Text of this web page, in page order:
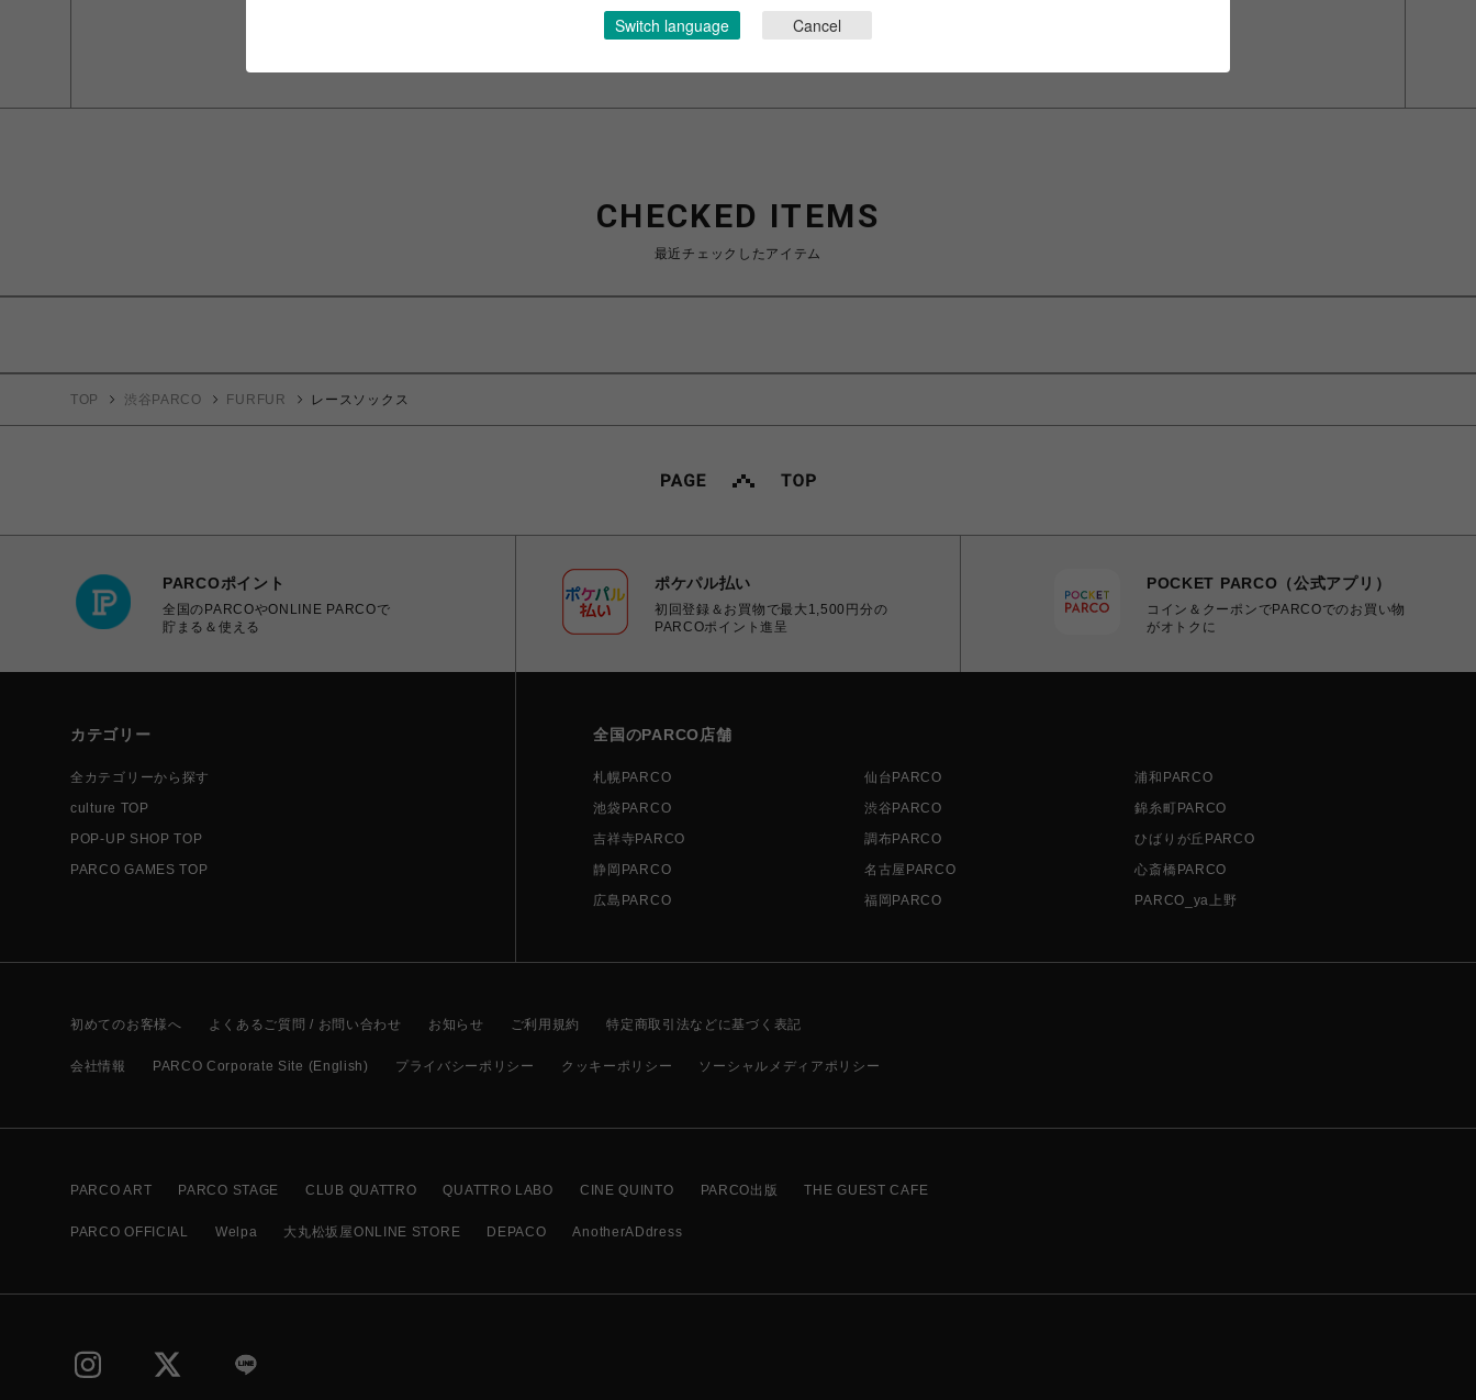
ショップお問い合わせはこちら
CHECKED ITEMS
最近チェックしたアイテム
TOP 渋谷PARCO FURFUR レースソックス
PARCOポイント
全国のPARCOやONLINE PARCOで
貯まる＆使える
ポケパル払い
初回登録＆お買物で最大1,500円分の
PARCOポイント進呈
POCKET PARCO（公式アプリ）
コイン＆クーポンでPARCOでのお買い物
がオトクに
カテゴリー
全カテゴリーから探す
culture TOP
POP-UP SHOP TOP
PARCO GAMES TOP
全国のPARCO店舗
札幌PARCO 仙台PARCO
浦和PARCO
池袋PARCO
渋谷PARCO
錦糸町PARCO
吉祥寺PARCO
調布PARCO
ひばりが丘PARCO
静岡PARCO
名古屋PARCO
心斎橋PARCO
広島PARCO
福岡PARCO PARCO_ya上野
初めてのお客様へ よくあるご質問 / お問い合わせ お知らせ ご利用規約 特定商取引法などに基づく表記
会社情報 PARCO Corporate Site (English) プライバシーポリシー クッキーポリシー ソーシャルメディアポリシー
PARCO ART PARCO STAGE CLUB QUATTRO QUATTRO LABO CINE QUINTO PARCO出版 THE GUEST CAFE
PARCO OFFICIAL Welpa 大丸松坂屋ONLINE STORE DEPACO AnotherADdress
Switch language Cancel